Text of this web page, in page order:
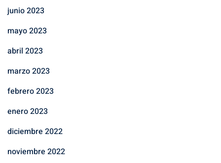
junio 2023
mayo 2023
abril 2023
marzo 2023
febrero 2023
enero 2023
diciembre 2022
noviembre 2022